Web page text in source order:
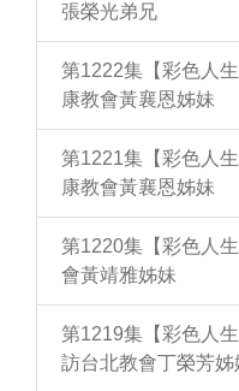
張榮光弟兄
第1222集【彩色人
康教會黃襄恩姊妹
第1221集【彩色人
康教會黃襄恩姊妹
第1220集【彩色人
會黃靖雅姊妹
第1219集【彩色人
訪台北教會丁榮芳姊